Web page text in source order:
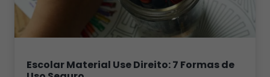
Escolar Material Use Direito: 7 Formas de